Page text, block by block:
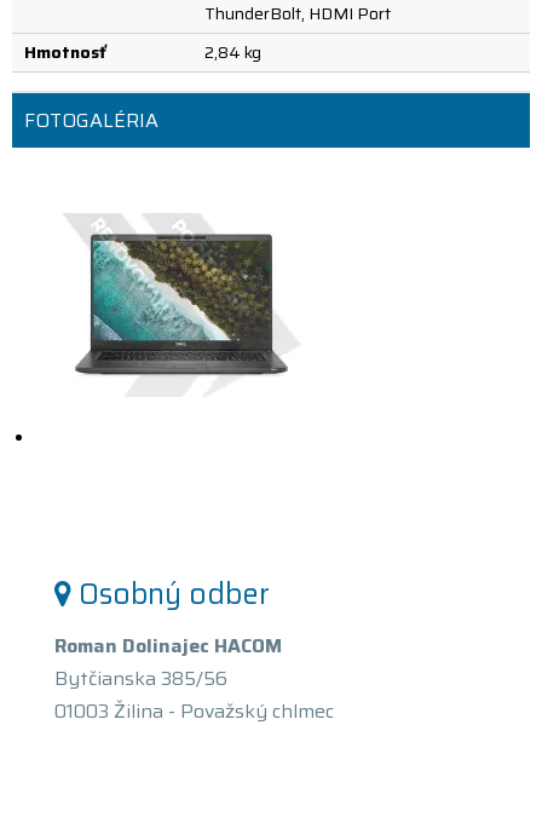
ThunderBolt, HDMI Port
Hmotnosť
2,84 kg
FOTOGALÉRIA
Osobný odber
Roman Dolinajec HACOM
Bytčianska 385/56
01003 Žilina - Považský chlmec